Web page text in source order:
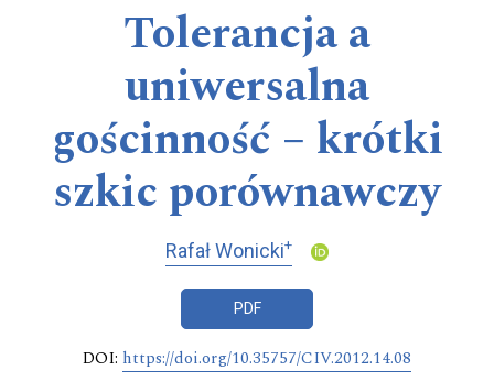
Tolerancja a
uniwersalna
gościnność − krótki
szkic porównawczy
Rafał Wonicki+
PDF
DOI: https://doi.org/10.35757/CIV.2012.14.08